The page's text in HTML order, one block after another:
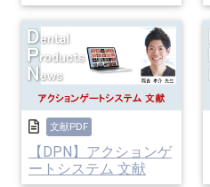
文献PDF
【DPN】アクションゲ
ートシステム 文献